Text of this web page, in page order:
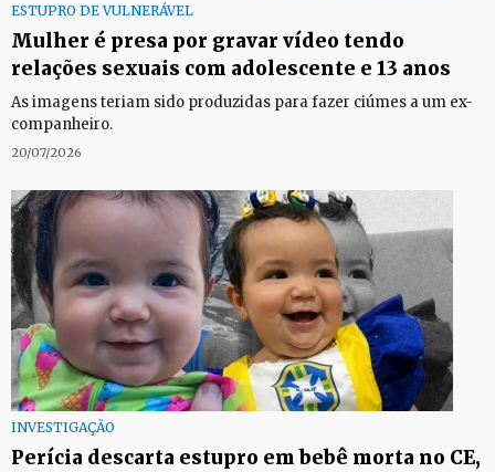
ESTUPRO DE VULNERÁVEL
Mulher é presa por gravar vídeo tendo
relações sexuais com adolescente e 13 anos
As imagens teriam sido produzidas para fazer ciúmes a um ex-
companheiro.
20/07/2026
INVESTIGAÇÃO
Perícia descarta estupro em bebê morta no CE,